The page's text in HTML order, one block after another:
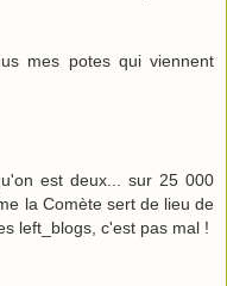
mes potes qui viennent
est deux... sur 25 000
la Comète sert de lieu de
left_blogs, c'est pas mal !